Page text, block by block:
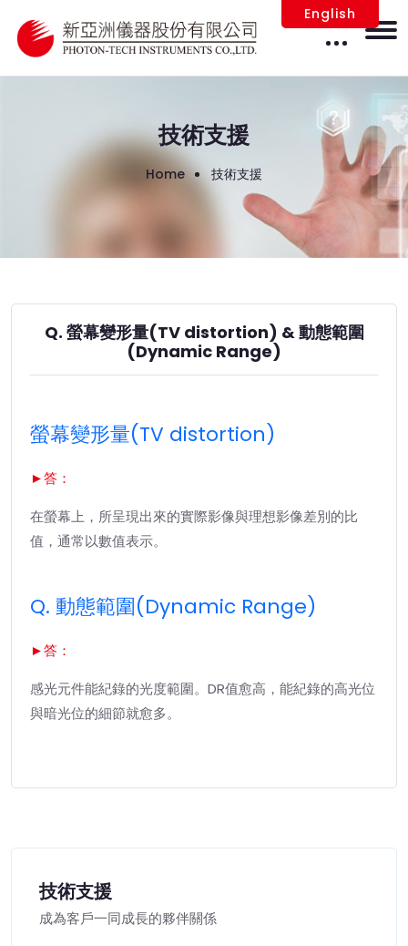
English
技術支援
Home 技術支援
Q. 螢幕變形量(TV distortion) & 動態範圍
(Dynamic Range)
螢幕變形量(TV distortion)
►答：
在螢幕上，所呈現出來的實際影像與理想影像差別的比
值，通常以數值表示。
Q. 動態範圍(Dynamic Range)
►答：
感光元件能紀錄的光度範圍。DR值愈高，能紀錄的高光位
與暗光位的細節就愈多。
技術支援
成為客戶一同成長的夥伴關係